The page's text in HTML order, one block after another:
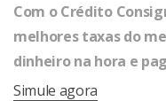
Com o Crédito
melhores taxas do
dinheiro na hora e
Simule agora